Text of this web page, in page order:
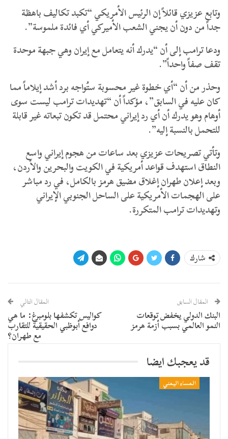
وتابع عزيزي قائلاً إن الرئيس الأمريكي “تكبد تكاليف باهظة
جداً من دون أن يجني الشعب الأميركي أي فائدة ملموسة”.
ودعا ترامب إلى أن “يدرك أنه يتعامل مع إيران وهي جبهة موحدة
تقف صفاً واحداً”.
وحذر من أن “أي خطوة غير محسوبة ستُواجه برد أشد إيلاماً مما
كان عليه في السابق”، مؤكداً أن “تهديدات ترامب ليست سوى
أوهام وهو يدرك أن أي رد إيراني محتمل قد تكون تبعاته غير قابلة
للتحمل بالنسبة إليه”.
وتأتي تصريحات عزيزي بعد ساعات من هجوم إيراني واسع
النطاق استهدف قواعد أمريكية في الكويت والبحرين والأردن،
وبعد إعلان طهران إغلاق مضيق هرمز بالكامل، في رد مباشر
على الهجمات الأمريكية على الساحل الجنوبي الإيراني
وتهديدات ترامب المتكررة.
شارك
المقال السابق
البنك الدولي يخفض توقعات
النمو العالمي بسبب أزمة هرمز
المقال التالي
كواليس تكشفها بلومبرغ: ما هي
دوافع أبوظبي الحقيقية للتقارب
مع طهران؟
قد يعجبك ايضا
المساء اليمني